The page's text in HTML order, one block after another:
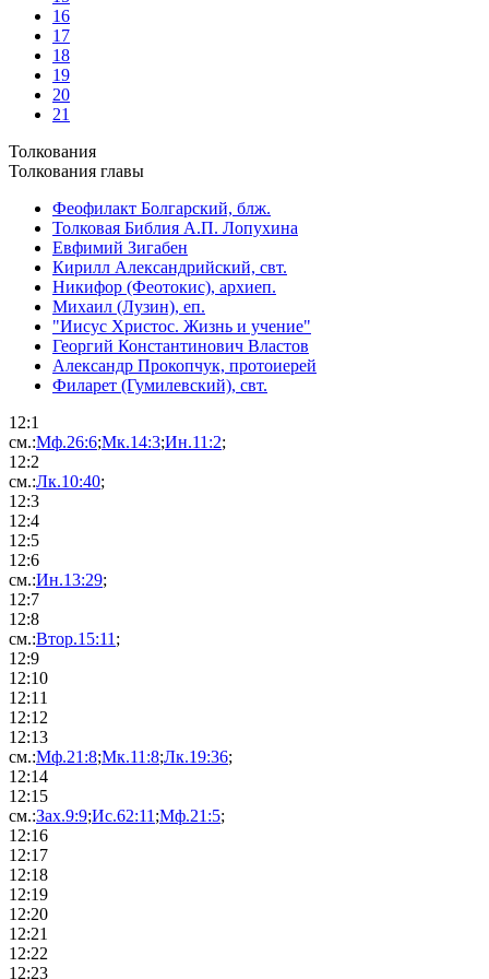
16
17
18
19
20
21
Толкования
Толкования главы
Феофилакт Болгарский, блж.
Толковая Библия А.П. Лопухина
Евфимий Зигабен
Кирилл Александрийский, свт.
Никифор (Феотокис), архиеп.
Михаил (Лузин), еп.
"Иисус Христос. Жизнь и учение"
Георгий Константинович Властов
Александр Прокопчук, протоиерей
Филарет (Гумилевский), свт.
12:1
см.:Мф.26:6;Мк.14:3;Ин.11:2;
12:2
см.:Лк.10:40;
12:3
12:4
12:5
12:6
см.:Ин.13:29;
12:7
12:8
см.:Втор.15:11 ;
12:9
12:10
12:11
12:12
12:13
см.:Мф.21:8;Мк.11:8;Лк.19:36;
12:14
12:15
см.:Зах.9:9;Ис.62:11 ;Мф.21:5;
12:16
12:17
12:18
12:19
12:20
12:21
12:22
12:23